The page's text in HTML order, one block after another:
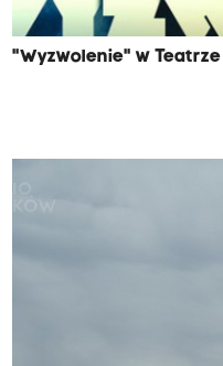
"Wyzwolenie" w Teatrze